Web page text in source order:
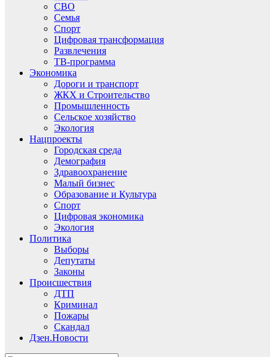
СВО
Семья
Спорт
Цифровая трансформация
Развлечения
ТВ-программа
Экономика
Дороги и транспорт
ЖКХ и Строительство
Промышленность
Сельское хозяйство
Экология
Нацпроекты
Городская среда
Демография
Здравоохранение
Малый бизнес
Образование и Культура
Спорт
Цифровая экономика
Экология
Политика
Выборы
Депутаты
Законы
Происшествия
ДТП
Криминал
Пожары
Скандал
Дзен.Новости